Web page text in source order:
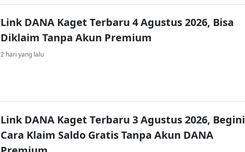
Link DANA Kaget Terbaru 4 Agustus 2026, Bisa
Diklaim Tanpa Akun Premium
2 hari yang lalu
Link DANA Kaget Terbaru 3 Agustus 2026, Begini
Cara Klaim Saldo Gratis Tanpa Akun DANA